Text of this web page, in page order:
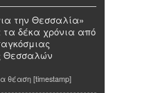
την Θεσσαλία»
δέκα χρόνια από
Θεσσαλών
θέαση [timestamp]